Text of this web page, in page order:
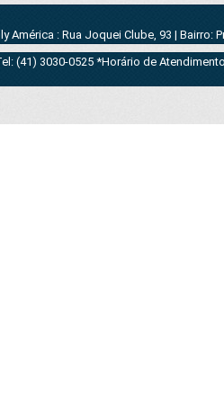
América : Rua Joquei Clube, 93 | Bairro:
(41) 3030-0525 *Horário de